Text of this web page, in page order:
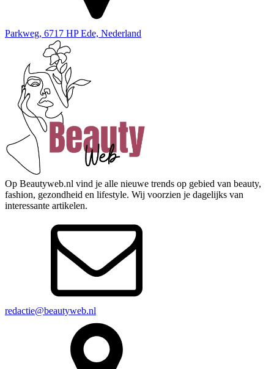
Parkweg, 6717 HP Ede, Nederland
Op Beautyweb.nl vind je alle nieuwe trends op gebied van beauty,
fashion, gezondheid en lifestyle. Wij voorzien je dagelijks van
interessante artikelen.
redactie@beautyweb.nl